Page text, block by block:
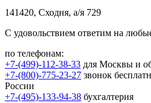
141420, Сходня, а/я 729
С удовольствием ответим на
по телефонам:
+7-(499)-112-38-33 для Москвы и
+7-(800)-775-23-27 звонок
России
+7-(495)-133-94-38 бухгалтерия